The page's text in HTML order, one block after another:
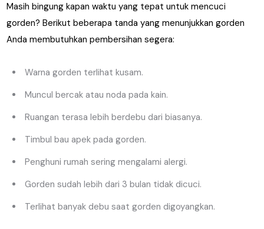
Masih bingung kapan waktu yang tepat untuk mencuci
gorden? Berikut beberapa tanda yang menunjukkan gorden
Anda membutuhkan pembersihan segera:
Warna gorden terlihat kusam.
Muncul bercak atau noda pada kain.
Ruangan terasa lebih berdebu dari biasanya.
Timbul bau apek pada gorden.
Penghuni rumah sering mengalami alergi.
Gorden sudah lebih dari 3 bulan tidak dicuci.
Terlihat banyak debu saat gorden digoyangkan.